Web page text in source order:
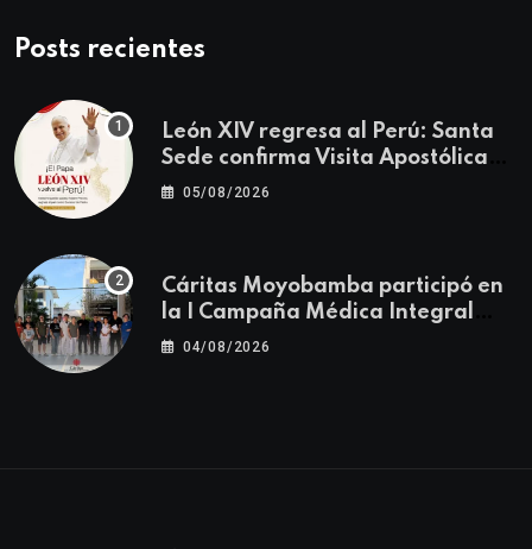
Posts recientes
León XIV regresa al Perú: Santa
Sede confirma Visita Apostólica
del 11 al 17 de noviembre
05/08/2026
Cáritas Moyobamba participó en
la I Campaña Médica Integral
Gratuita llevando salud y
04/08/2026